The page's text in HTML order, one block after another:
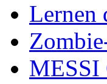
Lernen
MESSI